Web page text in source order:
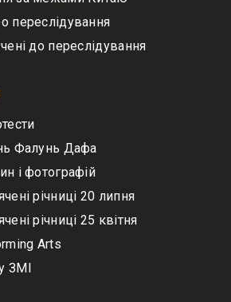
переслідування
до переслідування
Фалунь Дафа
і фотографій
річниці 20 липня
річниці 25 квітня
Arts
ЗМІ